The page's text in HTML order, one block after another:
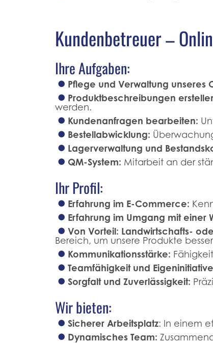
Kundenbetreuer –
Ihre Aufgaben:
Pflege und Verwaltung unseres
Produktbeschreibungen
werden.
Kundenanfragen bearbeiten:
Bestellabwicklung:
Lagerverwaltung und
QM-System: Mitarbeit an der
Ihr Profil:
Erfahrung im E-Commerce:
Erfahrung im Umgang mit einer
Von Vorteil: Landwirtschafts-
Bereich, um unsere Produkte
Kommunikationsstärke:
Teamfähigkeit und
Sorgfalt und Zuverlässigkeit:
Wir bieten:
Sicherer Arbeitsplatz: In einem
Dynamisches Team: